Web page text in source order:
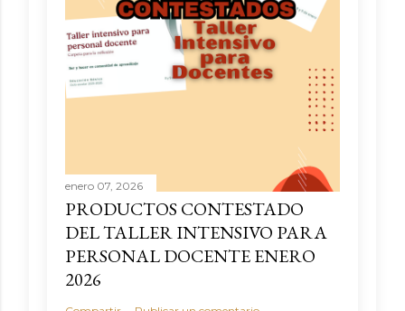
enero 07, 2026
PRODUCTOS CONTESTADO
DEL TALLER INTENSIVO PARA
PERSONAL DOCENTE ENERO
2026